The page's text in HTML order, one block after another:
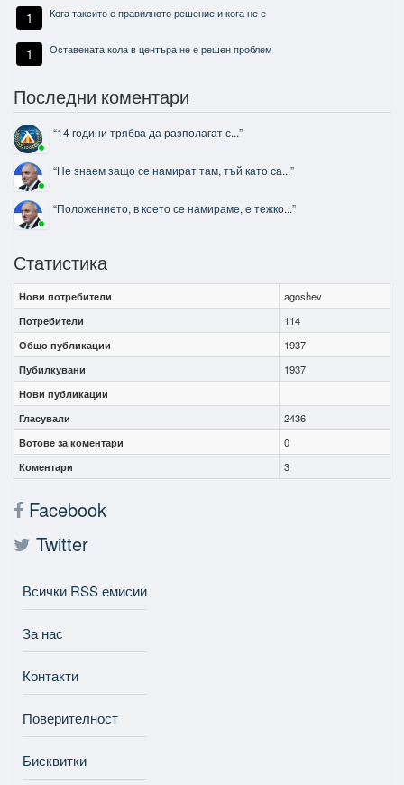
1 Кога таксито е правилното решение и кога не е
1 Оставената кола в центъра не е решен проблем
Последни коментари
“14 години трябва да разполагат с...”
“Не знаем защо се намират там, тъй като са...”
“Положението, в което се намираме, е тежко...”
Статистика
Нови потребители
agoshev
Потребители
114
Общо публикации
1937
Пубилкувани
1937
Нови публикации
Гласували
2436
Вотове за коментари
0
Коментари
3
Facebook
Twitter
Всички RSS емисии
За нас
Контакти
Поверителност
Бисквитки